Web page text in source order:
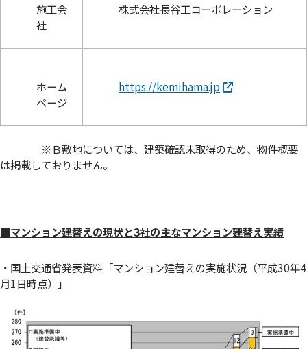
施工会
社
株式会社長谷工コーポレーション
ホーム
ページ
https://kemihama.jp
※Ｂ敷地については、建築確認未取得のため、物件概要
は掲載しておりません。
■マンション建替えの現状と3社の主なマンション建替え実績
・国土交通省発表資料「マンション建替えの実施状況（平成30年4
月1日時点）」